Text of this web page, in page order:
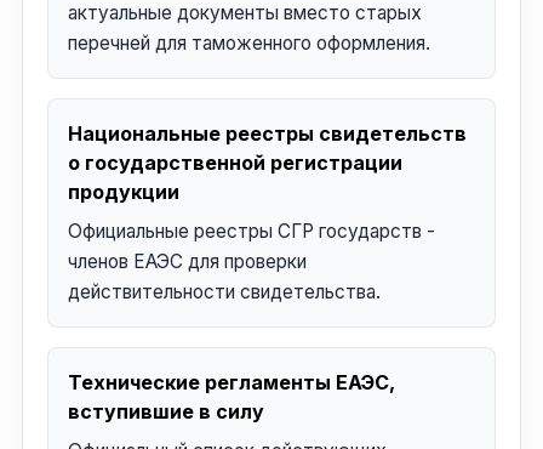
актуальные документы вместо старых
перечней для таможенного оформления.
Национальные реестры свидетельств
о государственной регистрации
продукции
Официальные реестры СГР государств -
членов ЕАЭС для проверки
действительности свидетельства.
Технические регламенты ЕАЭС,
вступившие в силу